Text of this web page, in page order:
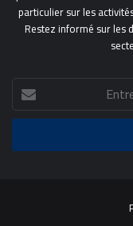
particulier sur les
Restez informé sur les
Entrez
votre
adresse